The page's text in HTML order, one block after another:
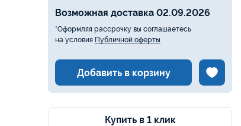
Возможная доставка 02.09.2026
*Оформляя рассрочку вы соглашаетесь
на условия Публичной оферты
Добавить в корзину
Купить в 1 клик